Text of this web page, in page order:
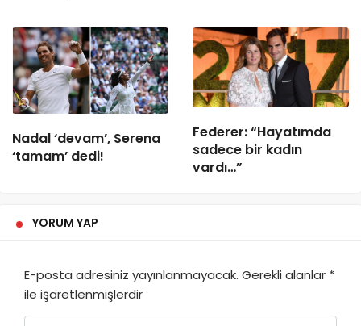
Nadal ‘devam’, Serena
‘tamam’ dedi!
Federer: “Hayatımda
sadece bir kadın
vardı…”
YORUM YAP
E-posta adresiniz yayınlanmayacak. Gerekli alanlar *
ile işaretlenmişlerdir